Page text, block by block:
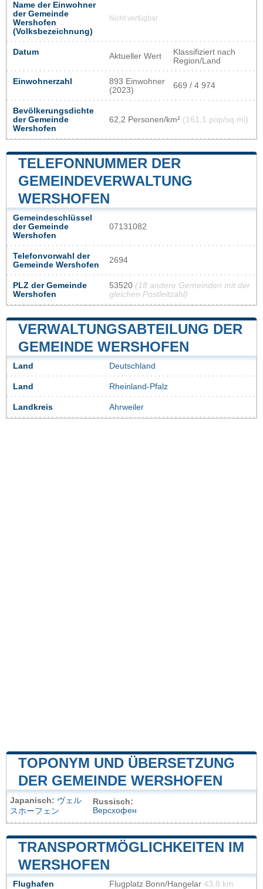
Name der Einwohner
der Gemeinde
Wershofen
(Volksbezeichnung)
Nicht verfügbar
Datum Aktueller Wert
Klassifiziert nach
Region/Land
Einwohnerzahl
893 Einwohner
(2023)
669 / 4 974
Bevölkerungsdichte
der Gemeinde
Wershofen
62,2 Personen/km² (161,1 pop/sq mi)
TELEFONNUMMER DER
GEMEINDEVERWALTUNG
WERSHOFEN
Gemeindeschlüssel
der Gemeinde
Wershofen
07131082
Telefonvorwahl der
Gemeinde Wershofen
2694
PLZ der Gemeinde
Wershofen
53520 (18 andere Gemeinden mit der
gleichen Postleitzahl)
VERWALTUNGSABTEILUNG DER
GEMEINDE WERSHOFEN
Land Deutschland
Land Rheinland-Pfalz
Landkreis Ahrweiler
TOPONYM UND ÜBERSETZUNG
DER GEMEINDE WERSHOFEN
Japanisch: ヴェル
スホーフェン
Russisch:
Версхофен
TRANSPORTMÖGLICHKEITEN IM
WERSHOFEN
Flughafen Flugplatz Bonn/Hangelar 43.8 km